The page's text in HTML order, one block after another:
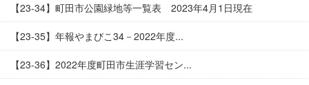
【23-34】町田市公園緑地等一覧表 2023年4月1日現在
【23-35】年報やまびこ34－2022年度...
【23-36】2022年度町田市生涯学習セン...